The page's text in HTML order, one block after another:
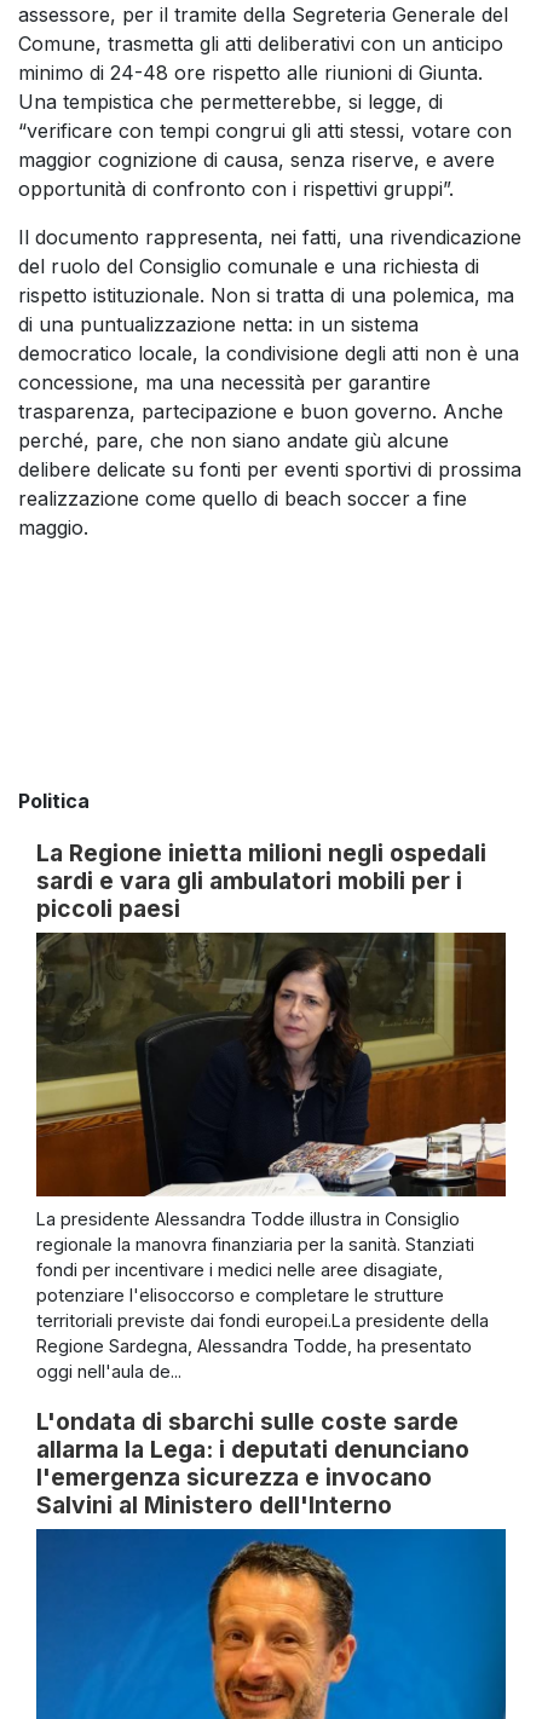
assessore, per il tramite della Segreteria Generale del
Comune, trasmetta gli atti deliberativi con un anticipo
minimo di 24-48 ore rispetto alle riunioni di Giunta.
Una tempistica che permetterebbe, si legge, di
“verificare con tempi congrui gli atti stessi, votare con
maggior cognizione di causa, senza riserve, e avere
opportunità di confronto con i rispettivi gruppi”.
Il documento rappresenta, nei fatti, una rivendicazione
del ruolo del Consiglio comunale e una richiesta di
rispetto istituzionale. Non si tratta di una polemica, ma
di una puntualizzazione netta: in un sistema
democratico locale, la condivisione degli atti non è una
concessione, ma una necessità per garantire
trasparenza, partecipazione e buon governo. Anche
perché, pare, che non siano andate giù alcune
delibere delicate su fonti per eventi sportivi di prossima
realizzazione come quello di beach soccer a fine
maggio.
Politica
La Regione inietta milioni negli ospedali
sardi e vara gli ambulatori mobili per i
piccoli paesi
La presidente Alessandra Todde illustra in Consiglio
regionale la manovra finanziaria per la sanità. Stanziati
fondi per incentivare i medici nelle aree disagiate,
potenziare l'elisoccorso e completare le strutture
territoriali previste dai fondi europei.La presidente della
Regione Sardegna, Alessandra Todde, ha presentato
oggi nell'aula de...
L'ondata di sbarchi sulle coste sarde
allarma la Lega: i deputati denunciano
l'emergenza sicurezza e invocano
Salvini al Ministero dell'Interno